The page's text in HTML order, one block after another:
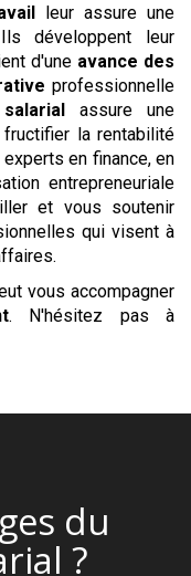
leur assure une
développent leur
d'une avance des
professionnelle
assure une
la rentabilité
experts en finance, en
entrepreneuriale
et vous soutenir
qui visent à
vous accompagner
. N'hésitez pas à
du
?